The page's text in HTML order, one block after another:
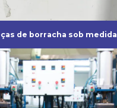
borracha
de borracha
de borracha sob medida
de borracha
em silicone
de borracha sob medida